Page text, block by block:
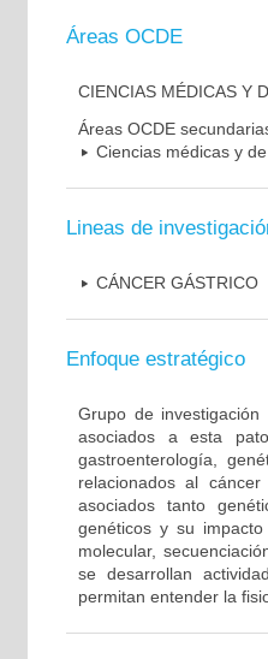
Áreas OCDE
CIENCIAS MÉDICAS Y
Áreas OCDE
Ciencias médicas y
Lineas de
CÁNCER GÁSTRICO
Enfoque estratégico
Grupo de
asociados a esta
gastroenterología,
relacionados al
asociados tanto
genéticos y su
molecular,
se desarrollan
permitan entender la